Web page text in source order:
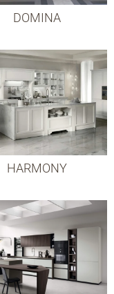
DOMINA
HARMONY